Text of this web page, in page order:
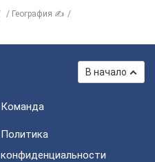
География ✍
В начало
Команда
Политика
конфиденциальности